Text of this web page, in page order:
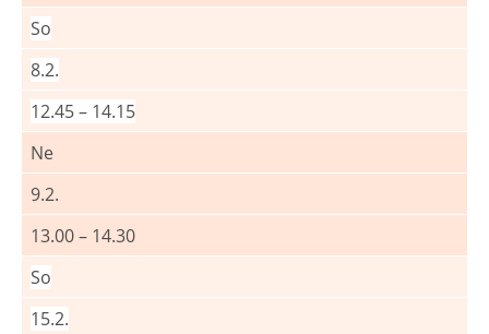
So
8.2.
12.45 – 14.15
Ne
9.2.
13.00 – 14.30
So
15.2.